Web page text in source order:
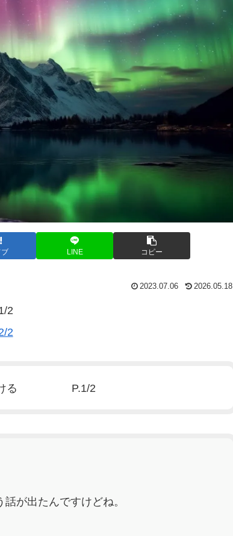
LINE コピー
2023.07.06 2026.05.18
2
2
つける P.1/2
が出たんですけどね。